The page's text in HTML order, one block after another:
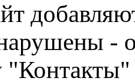
-
"Контакты"